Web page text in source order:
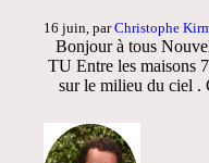
16 juin, parChristophe
Bonjour à tous
TU Entre les maisons
sur le milieu du ciel .